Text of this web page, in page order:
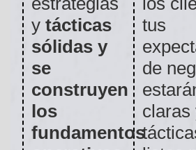
y tácticas
sólidas y
se
construyen
los
fundamentos
tus
de
claras